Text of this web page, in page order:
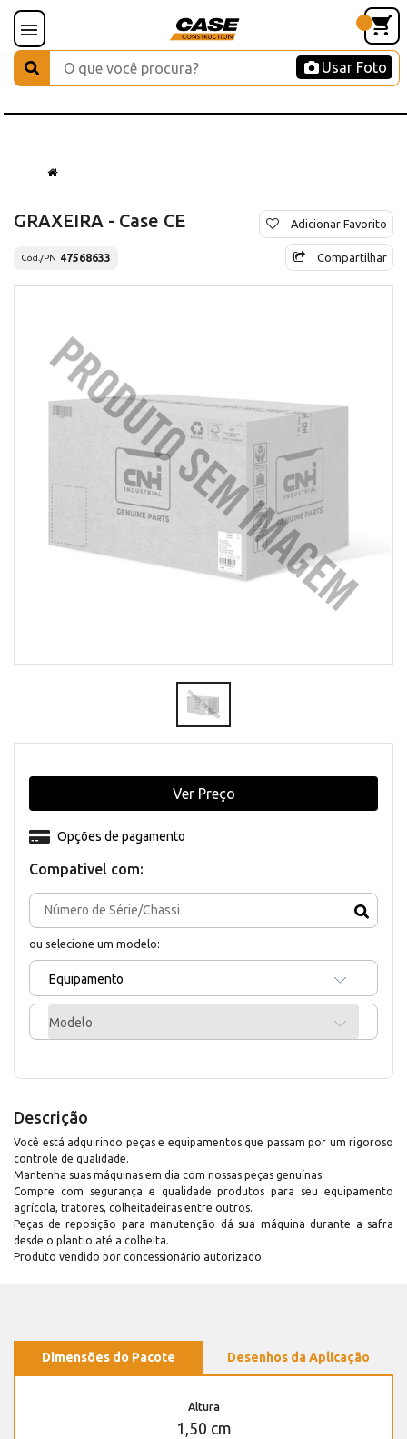
Usar Foto
GRAXEIRA - Case CE
Cód./PN 47568633
Adicionar Favorito
Compartilhar
Compativel com:
ou selecione um modelo:
Equipamento
Modelo
Opções de pagamento
Ver Preço
Descrição
Você está adquirindo peças e equipamentos que passam por um rigoroso
controle de qualidade.
Mantenha suas máquinas em dia com nossas peças genuínas!
Compre com segurança e qualidade produtos para seu equipamento
agrícola, tratores, colheitadeiras entre outros.
Peças de reposição para manutenção dá sua máquina durante a safra
desde o plantio até a colheita.
Produto vendido por concessionário autorizado.
Dimensões do Pacote Desenhos da Aplicação
Altura
1,50 cm